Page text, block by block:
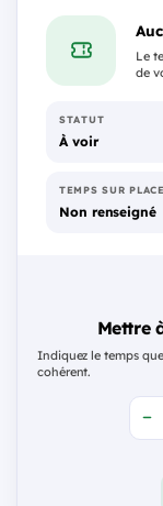
Le
de
STATUT
À voir
TEMPS SUR PLACE
Non renseigné
Mettre
Indiquez le temps
cohérent.